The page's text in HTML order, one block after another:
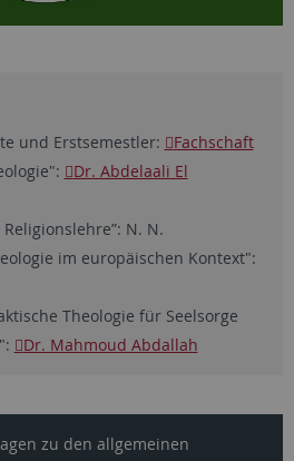
und Erstsemestler:
Fachschaft
Dr. Abdelaali El
N. N.
im europäischen Kontext":
Theologie für Seelsorge
Dr. Mahmoud Abdallah
zu den allgemeinen